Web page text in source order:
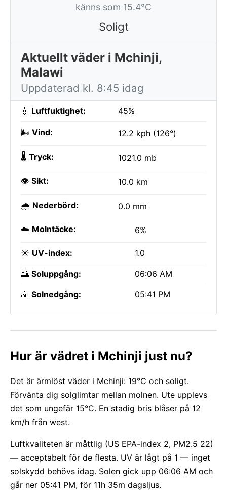
känns som 15.4°C
Soligt
Aktuellt väder i Mchinji,
Malawi
Uppdaterad kl. 8:45 idag
💧 Luftfuktighet: 45%
🌬️ Vind: 12.2 kph (126°)
🌡️ Tryck: 1021.0 mb
👁️ Sikt: 10.0 km
🌧️ Nederbörd: 0.0 mm
☁️ Molntäcke: 6%
☀️ UV-index: 1.0
🌅 Soluppgång: 06:06 AM
🌇 Solnedgång: 05:41 PM
Hur är vädret i Mchinji just nu?
Det är ärmlöst väder i Mchinji: 19°C och soligt.
Förvänta dig solglimtar mellan molnen. Ute upplevs
det som ungefär 15°C. En stadig bris blåser på 12
km/h från west.
Luftkvaliteten är måttlig (US EPA-index 2, PM2.5 22)
— acceptabelt för de flesta. UV är lågt på 1 — inget
solskydd behövs idag. Solen gick upp 06:06 AM och
går ner 05:41 PM, för 11h 35m dagsljus.